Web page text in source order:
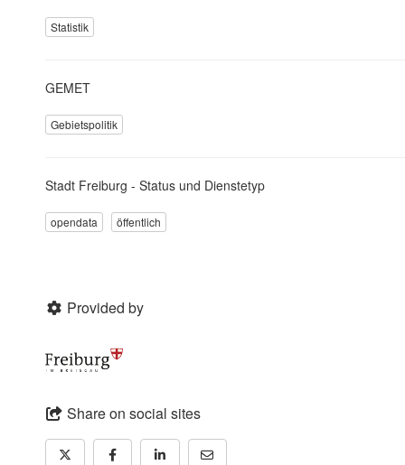
Statistik
GEMET
Gebietspolitik
Stadt Freiburg - Status und Dienstetyp
opendata öffentlich
Provided by
Share on social sites